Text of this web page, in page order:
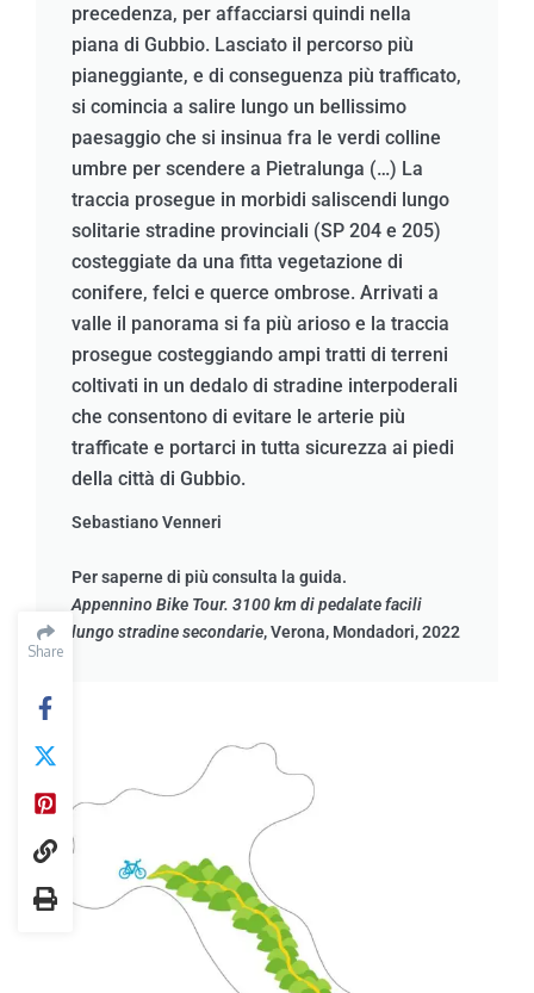
Share
precedenza, per affacciarsi quindi nella
piana di Gubbio. Lasciato il percorso più
pianeggiante, e di conseguenza più trafficato,
si comincia a salire lungo un bellissimo
paesaggio che si insinua fra le verdi colline
umbre per scendere a Pietralunga (…) La
traccia prosegue in morbidi saliscendi lungo
solitarie stradine provinciali (SP 204 e 205)
costeggiate da una fitta vegetazione di
conifere, felci e querce ombrose. Arrivati a
valle il panorama si fa più arioso e la traccia
prosegue costeggiando ampi tratti di terreni
coltivati in un dedalo di stradine interpoderali
che consentono di evitare le arterie più
trafficate e portarci in tutta sicurezza ai piedi
della città di Gubbio.
Sebastiano Venneri
Per saperne di più consulta la guida.
Appennino Bike Tour. 3100 km di pedalate facili
lungo stradine secondarie, Verona, Mondadori, 2022